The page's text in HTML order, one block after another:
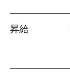
昇給